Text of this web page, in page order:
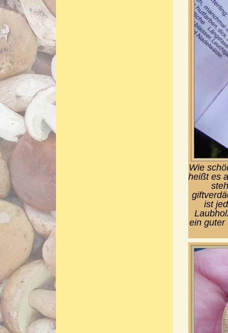
Wie
heißt es
ist
ein guter